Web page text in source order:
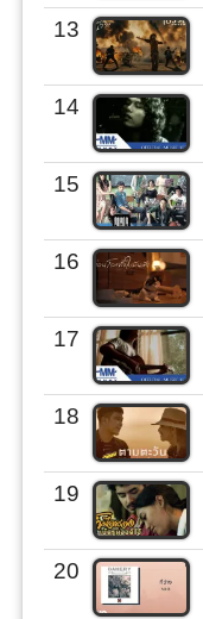
13
14
15
16
17
18
19
20